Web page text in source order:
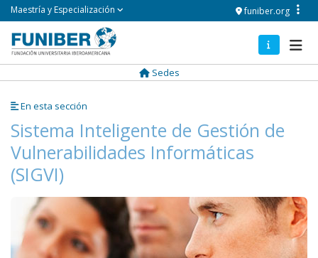
Pasar
al
contenido
principal
Maestría y Especialización funiber.org
Navegación
principal
Sedes
En esta sección
Sistema Inteligente de Gestión de
Vulnerabilidades Informáticas
(SIGVI)